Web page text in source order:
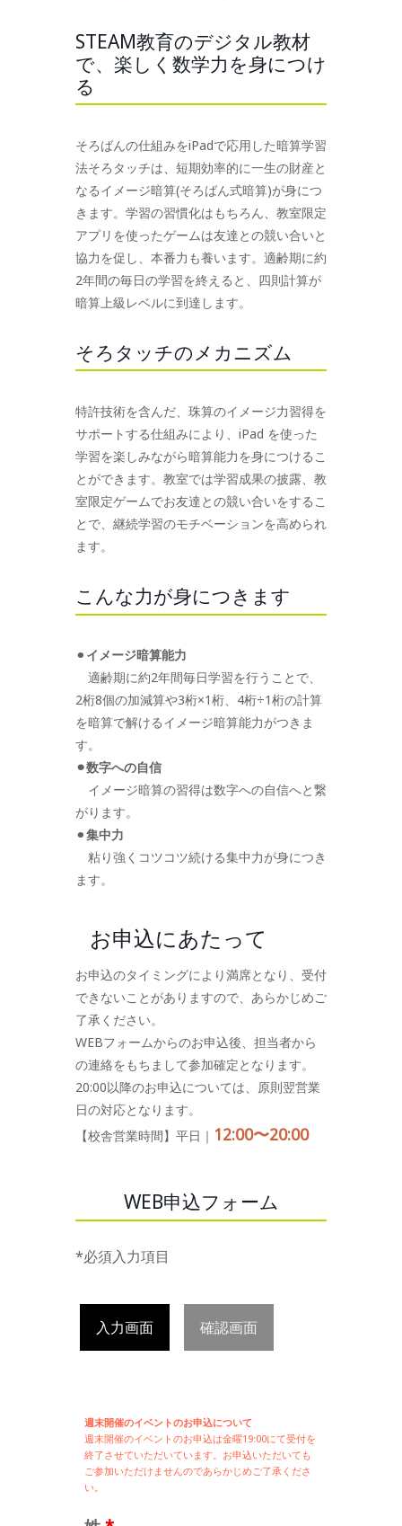
STEAM教育のデジタル教材
で、楽しく数学力を身につけ
る
そろばんの仕組みをiPadで応用した暗算学習
法そろタッチは、短期効率的に一生の財産と
なるイメージ暗算(そろばん式暗算)が身につ
きます。学習の習慣化はもちろん、教室限定
アプリを使ったゲームは友達との競い合いと
協力を促し、本番力も養います。適齢期に約
2年間の毎日の学習を終えると、四則計算が
暗算上級レベルに到達します。
そろタッチのメカニズム
特許技術を含んだ、珠算のイメージ力習得を
サポートする仕組みにより、iPad を使った
学習を楽しみながら暗算能力を身につけるこ
とができます。教室では学習成果の披露、教
室限定ゲームでお友達との競い合いをするこ
とで、継続学習のモチベーションを高められ
ます。
こんな力が身につきます
⚫︎ イメージ暗算能力
適齢期に約2年間毎日学習を行うことで、
2桁8個の加減算や3桁×1桁、4桁÷1桁の計算
を暗算で解けるイメージ暗算能力がつきま
す。
⚫︎数字への自信
イメージ暗算の習得は数字への自信へと繋
がります。
⚫︎集中力
粘り強くコツコツ続ける集中力が身につき
ます。
お申込にあたって
お申込のタイミングにより満席となり、受付
できないことがありますので、あらかじめご
了承ください。
WEBフォームからのお申込後、担当者から
の連絡をもちまして参加確定となります。
20:00以降のお申込については、原則翌営業
日の対応となります。
【校舎営業時間】平日｜ 12:00〜20:00
WEB申込フォーム
*必須入力項目
入力画面 確認画面
週末開催のイベントのお申込について
週末開催のイベントのお申込は金曜19:00にて受付を
終了させていただいています。お申込いただいても
ご参加いただけませんのであらかじめご了承くださ
い。